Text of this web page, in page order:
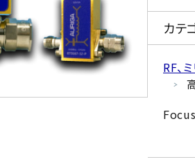
カテ
RF、